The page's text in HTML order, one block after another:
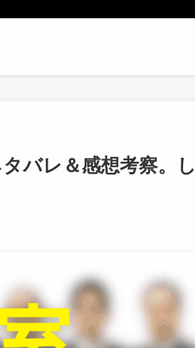
バレ＆感想考察。し